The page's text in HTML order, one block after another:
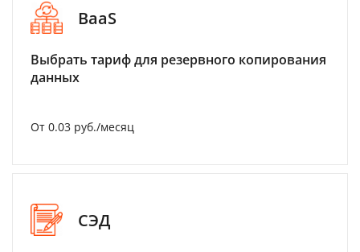
BaaS
Выбрать тариф для резервного копирования
данных
От 0.03 руб./месяц
СЭД